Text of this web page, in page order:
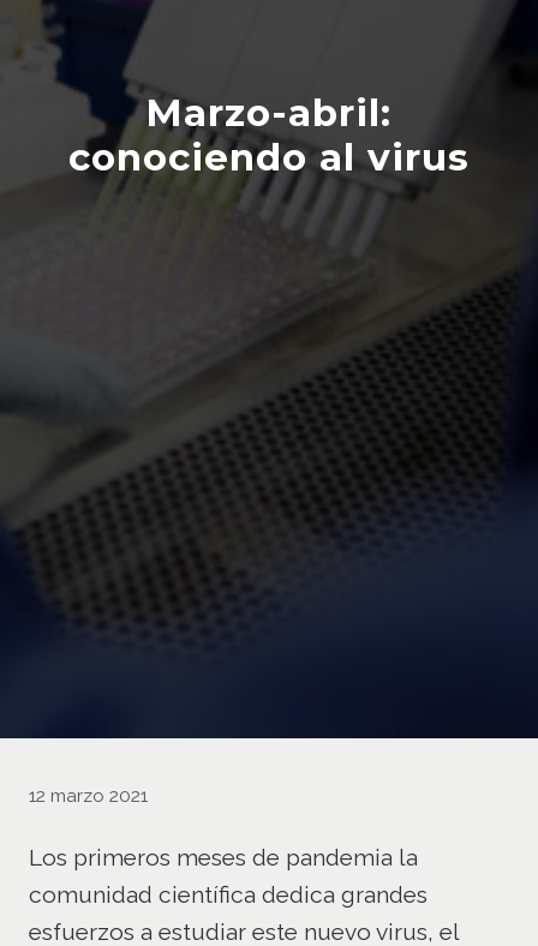
Marzo-abril:
conociendo al virus
12 marzo 2021
Los primeros meses de pandemia la
comunidad científica dedica grandes
esfuerzos a estudiar este nuevo virus, el